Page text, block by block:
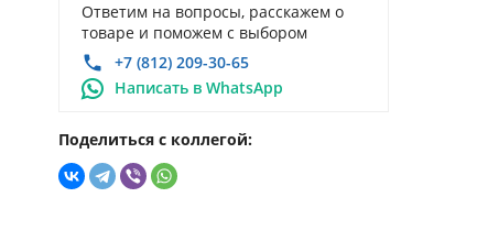
Ответим на вопросы, расскажем о
товаре и поможем с выбором
+7 (812) 209-30-65
Написать в WhatsApp
Поделиться с коллегой: